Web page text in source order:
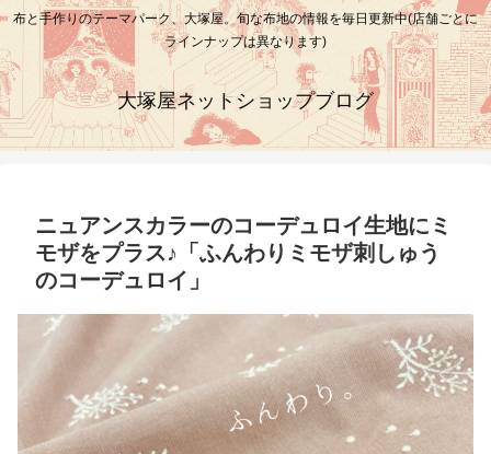
布と手作りのテーマパーク、大塚屋。旬な布地の情報を毎日更新中(店舗ごとに
ラインナップは異なります)
大塚屋ネットショップブログ
ニュアンスカラーのコーデュロイ生地にミ
モザをプラス♪「ふんわりミモザ刺しゅう
のコーデュロイ」